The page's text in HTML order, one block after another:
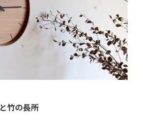
竹の長所